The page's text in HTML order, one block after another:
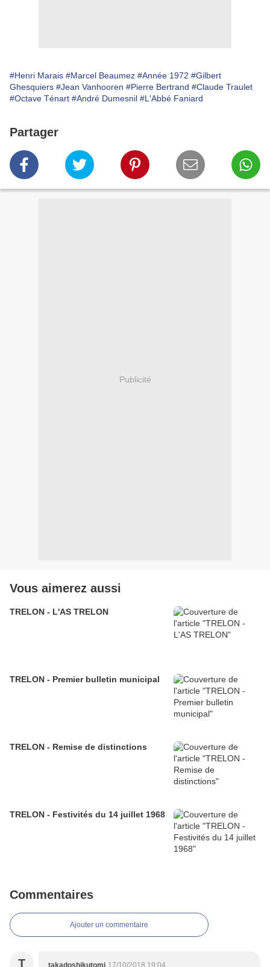
#Henri Marais #Marcel Beaumez #Année 1972 #Gilbert
Ghesquiers #Jean Vanhooren #Pierre Bertrand #Claude Traulet
#Octave Ténart #André Dumesnil #L'Abbé Faniard
Partager
Publicité
Vous aimerez aussi
TRELON - L'AS TRELON
TRELON - Premier bulletin municipal
TRELON - Remise de distinctions
TRELON - Festivités du 14 juillet 1968
Commentaires
Ajouter un commentaire
T takadoshikutomi 17/10/2018 19:04